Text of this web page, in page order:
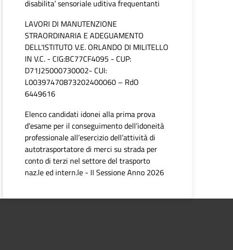
disabilita’ sensoriale uditiva frequentanti
LAVORI DI MANUTENZIONE
STRAORDINARIA E ADEGUAMENTO
DELL'ISTITUTO V.E. ORLANDO DI MILITELLO
IN V.C. - CIG:BC77CF4095 - CUP:
D71J25000730002- CUI:
L00397470873202400060 – RdO
6449616
Elenco candidati idonei alla prima prova
d’esame per il conseguimento dell’idoneità
professionale all’esercizio dell’attività di
autotrasportatore di merci su strada per
conto di terzi nel settore del trasporto
naz.le ed intern.le - II Sessione Anno 2026